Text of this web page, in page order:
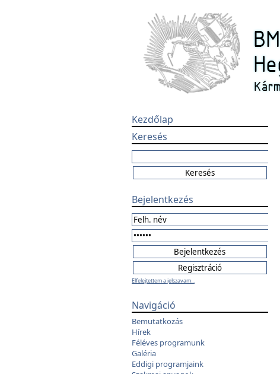
Kezdőlap
Keresés
Bejelentkezés
Elfelejtettem a jelszavam...
Navigáció
Bemutatkozás
Hírek
Féléves programunk
Galéria
Eddigi programjaink